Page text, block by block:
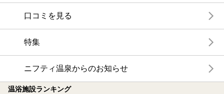
口コミを見る
特集
ニフティ温泉からのお知らせ
温浴施設ランキング